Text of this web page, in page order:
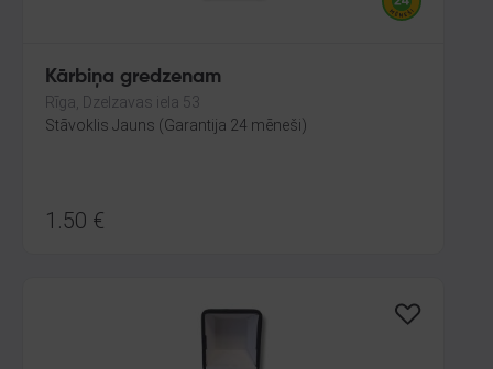
Kārbiņa gredzenam
Rīga, Dzelzavas iela 53
Stāvoklis Jauns (Garantija 24 mēneši)
1.50 €